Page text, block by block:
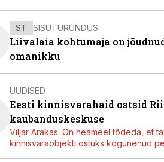
ST SISUTURUNDUS
Liivalaia kohtumaja on
omanikku
UUDISED
Eesti kinnisvarahaid ostsid
kaubanduskeskuse
Viljar Arakas: On heameel tõdeda, et
kinnisvaraobjekti ostuks kogunenud